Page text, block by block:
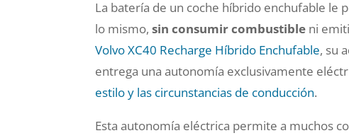
La batería de un coche híbrido enchufable le
lo mismo,sin consumir combustible ni
Volvo XC40 Recharge Híbrido Enchufable, su
entrega una autonomía exclusivamente
estilo y las circunstancias de conducción.
Esta autonomía eléctrica permite a muchos